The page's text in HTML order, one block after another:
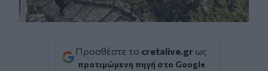
Προσθέστε το cretalive.gr ως
προτιμώμενη πηγή στο Google